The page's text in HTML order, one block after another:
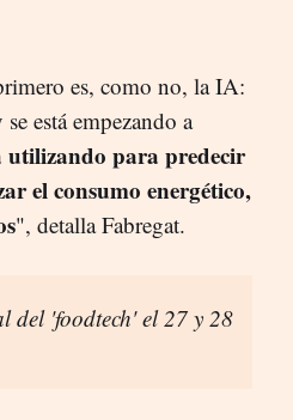
es, como no, la IA:
está empezando a
utilizando para predecir
el consumo energético,
", detalla Fabregat.
del 'foodtech' el 27 y 28